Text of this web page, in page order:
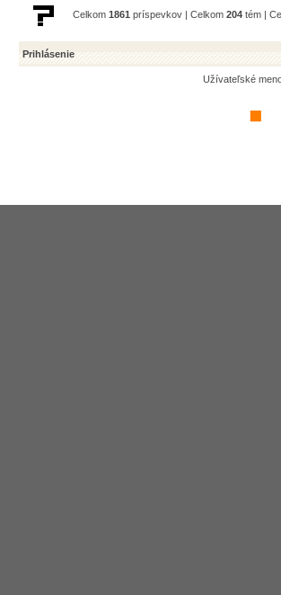
Celkom 1861 príspevkov | Celkom 204 tém |
Prihlásenie
Užívateľské